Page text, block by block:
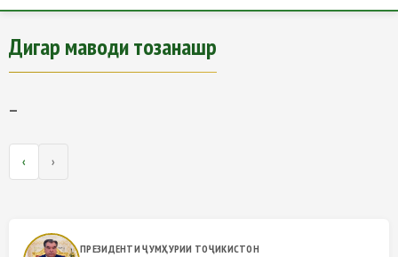
Дигар маводи тозанашр
Дигар маводи тозанашр
—
‹ ›
ПРЕЗИДЕНТИ ҶУМҲУРИИ ТОҶИКИСТОН